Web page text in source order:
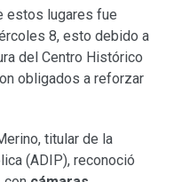
estos lugares fue
8, esto debido a
del Centro Histórico
obligados a reforzar
titular de la
(ADIP), reconoció